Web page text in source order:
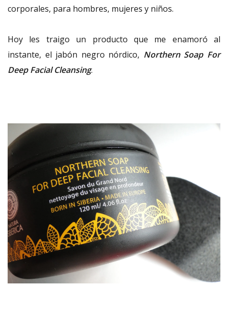
corporales, para hombres, mujeres y niños.
Hoy les traigo un producto que me enamoró al
instante, el jabón negro nórdico, Northern Soap For
Deep Facial Cleansing.